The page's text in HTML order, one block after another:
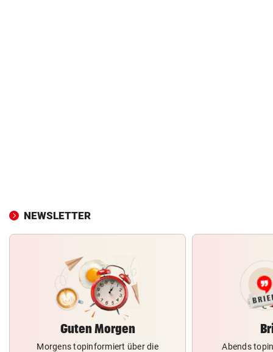
NEWSLETTER
Guten Morgen
Morgens topinformiert über die
Abends